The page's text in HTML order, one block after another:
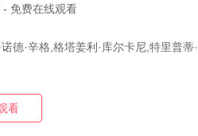
- 免费在线观看
德·辛格,格塔姜利·库尔卡尼,特里普
看